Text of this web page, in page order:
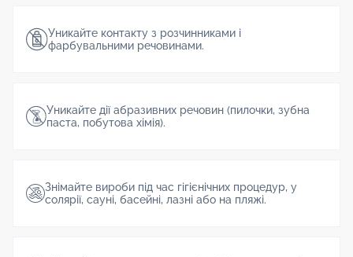
Уникайте контакту з розчинниками і
фарбувальними речовинами.
Уникайте дії абразивних речовин (пилочки, зубна
паста, побутова хімія).
Знімайте вироби під час гігієнічних процедур, у
солярії, сауні, басейні, лазні або на пляжі.